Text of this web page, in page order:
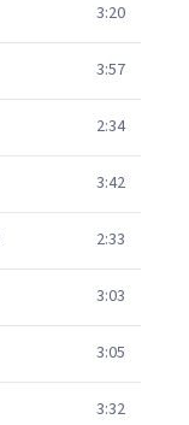
3:20
3:57
2:34
3:42
2:33
3:03
3:05
3:32